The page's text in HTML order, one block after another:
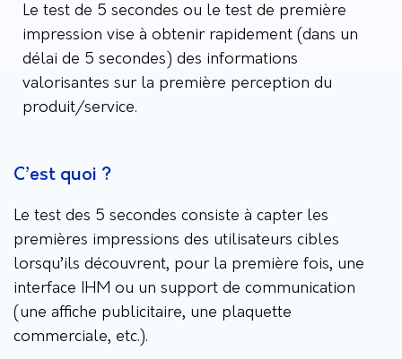
Le test de 5 secondes ou le test de première
impression vise à obtenir rapidement (dans un
délai de 5 secondes) des informations
valorisantes sur la première perception du
produit/service.
C’est quoi ?
Le test des 5 secondes consiste à capter les
premières impressions des utilisateurs cibles
lorsqu’ils découvrent, pour la première fois, une
interface IHM ou un support de communication
(une affiche publicitaire, une plaquette
commerciale, etc.).